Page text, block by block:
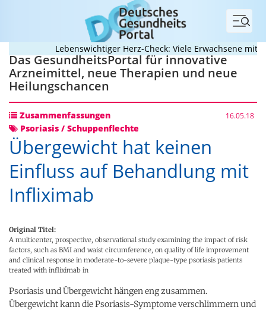
Menü
Lebenswichtiger Herz-Check: Viele Erwachsene mit
Das GesundheitsPortal für innovative
Arzneimittel, neue Therapien und neue
Heilungschancen
Zusammenfassungen 16.05.18
Psoriasis / Schuppenflechte
Übergewicht hat keinen
Einfluss auf Behandlung mit
Infliximab
Original Titel:
A multicenter, prospective, observational study examining the impact of risk
factors, such as BMI and waist circumference, on quality of life improvement
and clinical response in moderate-to-severe plaque-type psoriasis patients
treated with infliximab in
Psoriasis und Übergewicht hängen eng zusammen.
Übergewicht kann die Psoriasis-Symptome verschlimmern und